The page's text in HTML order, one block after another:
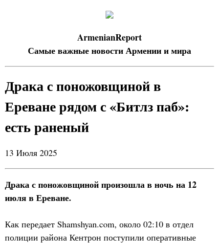
ArmenianReport
Самые важные новости Армении и мира
Драка с поножовщиной в
Ереване рядом с «Битлз паб»:
есть раненый
13 Июля 2025
Драка с поножовщиной произошла в ночь на 12
июля в Ереване.
Как передает Shamshyan.com, около 02:10 в отдел
полиции района Кентрон поступили оперативные